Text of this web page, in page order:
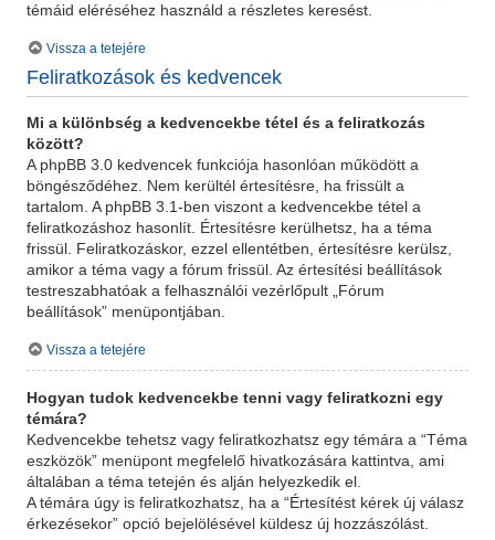
témáid eléréséhez használd a részletes keresést.
Vissza a tetejére
Feliratkozások és kedvencek
Mi a különbség a kedvencekbe tétel és a feliratkozás
között?
A phpBB 3.0 kedvencek funkciója hasonlóan működött a
böngésződéhez. Nem kerültél értesítésre, ha frissült a
tartalom. A phpBB 3.1-ben viszont a kedvencekbe tétel a
feliratkozáshoz hasonlít. Értesítésre kerülhetsz, ha a téma
frissül. Feliratkozáskor, ezzel ellentétben, értesítésre kerülsz,
amikor a téma vagy a fórum frissül. Az értesítési beállítások
testreszabhatóak a felhasználói vezérlőpult „Fórum
beállítások” menüpontjában.
Vissza a tetejére
Hogyan tudok kedvencekbe tenni vagy feliratkozni egy
témára?
Kedvencekbe tehetsz vagy feliratkozhatsz egy témára a “Téma
eszközök” menüpont megfelelő hivatkozására kattintva, ami
általában a téma tetején és alján helyezkedik el.
A témára úgy is feliratkozhatsz, ha a “Értesítést kérek új válasz
érkezésekor” opció bejelölésével küldesz új hozzászólást.